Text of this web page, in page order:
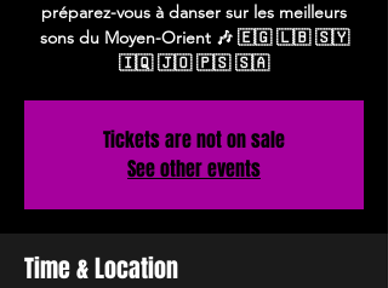
préparez-vous à danser sur les meilleurs
sons du Moyen-Orient 🎶 🇪🇬 🇱🇧 🇸🇾
🇮🇶 🇯🇴 🇵🇸 🇸🇦
Tickets are not on sale
See other events
Time & Location